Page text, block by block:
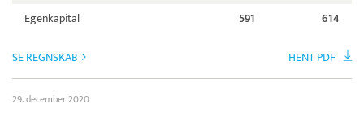
Egenkapital
591 614
SE REGNSKAB HENT PDF
29. december 2020